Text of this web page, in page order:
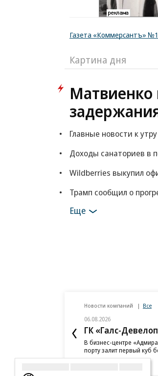
Газета «Коммерсантъ»
Картина дня
Матвиенко
Главные новости к
Доходы санаториев в
Wildberries выкупил
Трамп сообщил о
Еще
Новости компаний Все
06.08.2026
ГК «Галс-
В бизнес-центре
порту залит первый куб